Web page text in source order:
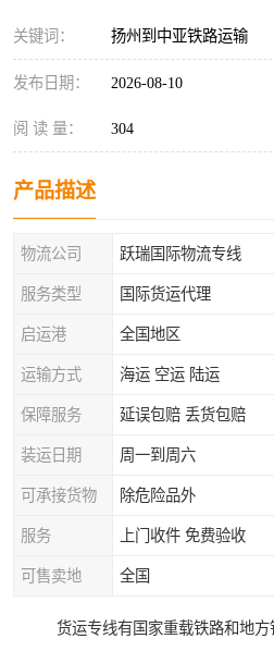
关键词： 扬州到中亚铁路运输
发布日期： 2026-08-10
阅 读 量： 304
产品描述
物流公司 跃瑞国际物流专线
服务类型 国际货运代理
启运港 全国地区
运输方式 海运 空运 陆运
保障服务 延误包赔 丢货包赔
装运日期 周一到周六
可承接货物 除危险品外
服务 上门收件 免费验收
可售卖地 全国
货运专线有国家重载铁路和地